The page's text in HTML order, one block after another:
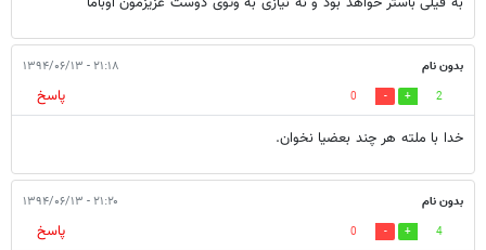
بدون نام ۲۱:۱۸ - ۱۳۹۴/۰۶/۱۳
2
0
پاسخ
خدا با ملته هر چند بعضيا نخوان.
بدون نام ۲۱:۲۰ - ۱۳۹۴/۰۶/۱۳
4
0
پاسخ